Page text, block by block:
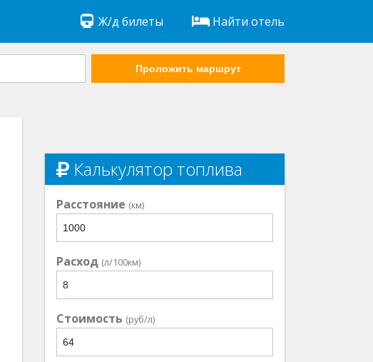
Ж/д билеты Найти отель
Проложить маршрут
Калькулятор топлива
Расстояние (км)
Расход (л/100км)
Стоимость (руб/л)